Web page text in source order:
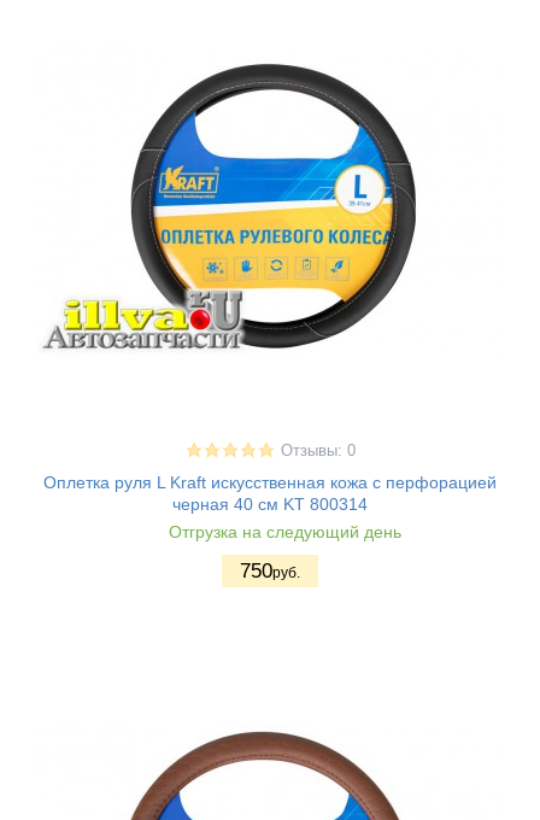
Отзывы: 0
Оплетка руля L Kraft искусственная кожа с перфорацией
черная 40 см KT 800314
Отгрузка на следующий день
750руб.